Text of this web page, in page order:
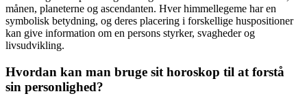
månen, planeterne og ascendanten. Hver himmellegeme har en
symbolisk betydning, og deres placering i forskellige huspositioner
kan give information om en persons styrker, svagheder og
livsudvikling.
Hvordan kan man bruge sit horoskop til at forstå
sin personlighed?